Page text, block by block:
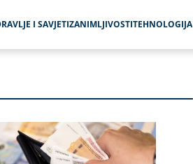
I SAVJETIZANIMLJIVOSTITEHNOLOGIJA